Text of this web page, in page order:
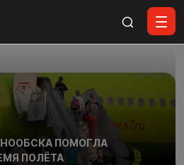
ПОМОГЛА
ПОЛЁТА